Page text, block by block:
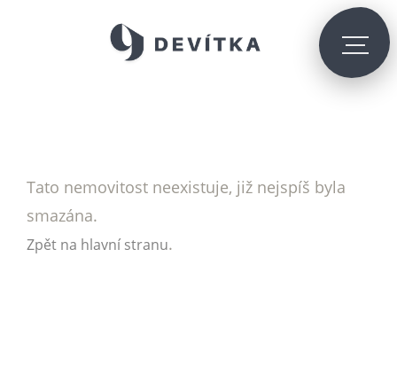
Tato nemovitost neexistuje, již nejspíš byla
smazána.
Zpět na hlavní stranu.